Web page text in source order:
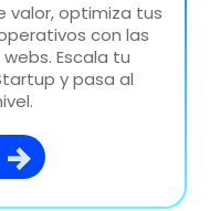
valor, optimiza tus
con las
Escala tu
y pasa al